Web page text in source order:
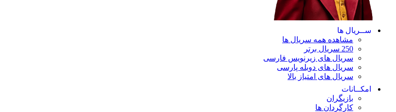
ســریال ها
مشاهده همه سریال ها
250 سریال برتر
سریال های زیرنویس فارسی
سریال های دوبله پارسی
سریال های امتیاز بالا
امکــانات
بازیگران
کارگردان ها